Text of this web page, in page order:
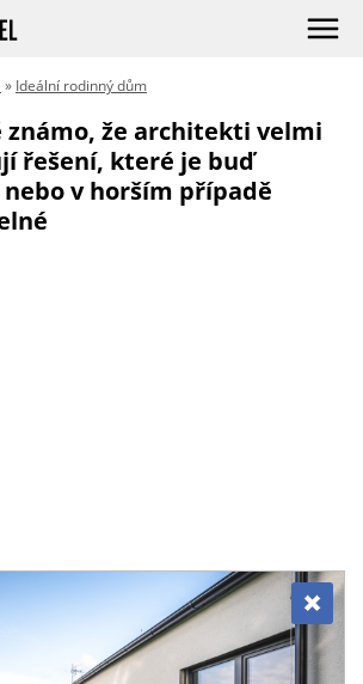
» Ideální rodinný dům
známo, že architekti velmi
řešení, které je buď
v horším případě